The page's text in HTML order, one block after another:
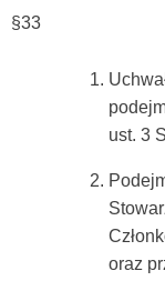
§33
ust. 3
oraz